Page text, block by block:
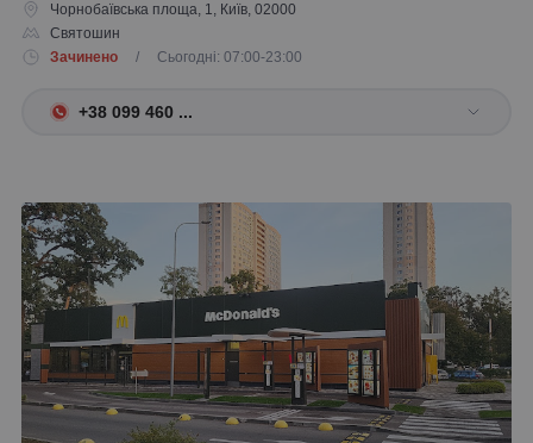
Чорнобаївська площа, 1, Київ, 02000
Святошин
Зачинено
/ Сьогодні: 07:00-23:00
+38 099 460 ...